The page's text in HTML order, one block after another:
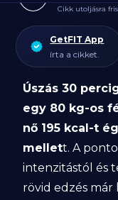
Cikk utoljásra
GetFIT App
írta a cikket.
Úszás 30
egy 80 kg-os
nő 195 kcal-t
mellett. A
intenzitástól és
rövid edzés